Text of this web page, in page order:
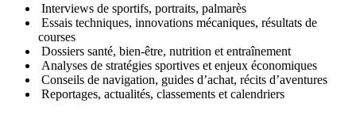
Interviews de sportifs, portraits, palmarès
Essais techniques, innovations mécaniques, résultats de
courses
Dossiers santé, bien-être, nutrition et entraînement
Analyses de stratégies sportives et enjeux économiques
Conseils de navigation, guides d’achat, récits d’aventures
Reportages, actualités, classements et calendriers